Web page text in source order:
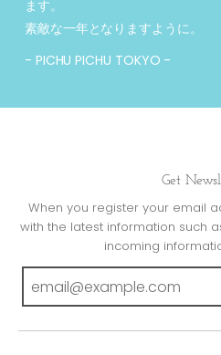
ます。
素敵な一年となりますように。
- PICHU PICHU TOKYO -
Get
When you register your email
with the latest information such
incoming